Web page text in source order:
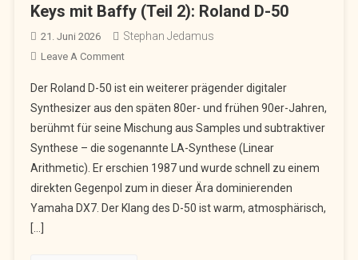
Keys mit Baffy (Teil 2): Roland D-50
21. Juni 2026 Stephan Jedamus
Leave A CommentOn
Mit
Baffy
(Teil
2):
Roland
D-
50
Der Roland D-50 ist ein weiterer prägender digitaler
Synthesizer aus den späten 80er- und frühen 90er-Jahren,
berühmt für seine Mischung aus Samples und subtraktiver
Synthese – die sogenannte LA-Synthese (Linear
Arithmetic). Er erschien 1987 und wurde schnell zu einem
direkten Gegenpol zum in dieser Ära dominierenden
Yamaha DX7. Der Klang des D-50 ist warm, atmosphärisch,
[…]